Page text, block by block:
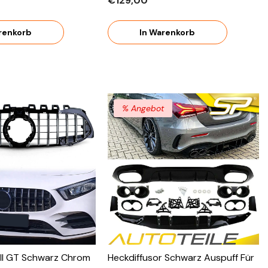
ABE
2015-2019
In Warenkorb
GT Schwarz Chrom
% Angebot
Heckdiffusor Schwarz Auspuff Für